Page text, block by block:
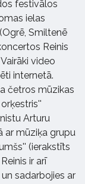
festivālos
ielas
Smiltenē
Reinis
video
internetā.
četros mūzikas
Arturu
ar mūziķa grupu
(ierakstīts
ir arī
sadarbojies ar